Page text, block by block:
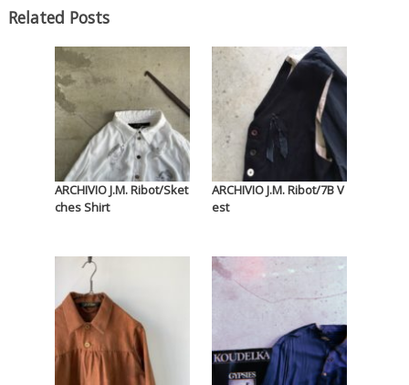
Related Posts
ARCHIVIO J.M. Ribot/Sket
ches Shirt
ARCHIVIO J.M. Ribot/7B V
est